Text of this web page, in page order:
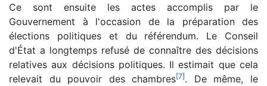
Ce sont ensuite les actes accomplis par le
Gouvernement à l'occasion de la préparation des
élections politiques et du référendum. Le Conseil
d'État a longtemps refusé de connaître des décisions
relatives aux décisions politiques. Il estimait que cela
relevait du pouvoir des chambres[7]. De même, le